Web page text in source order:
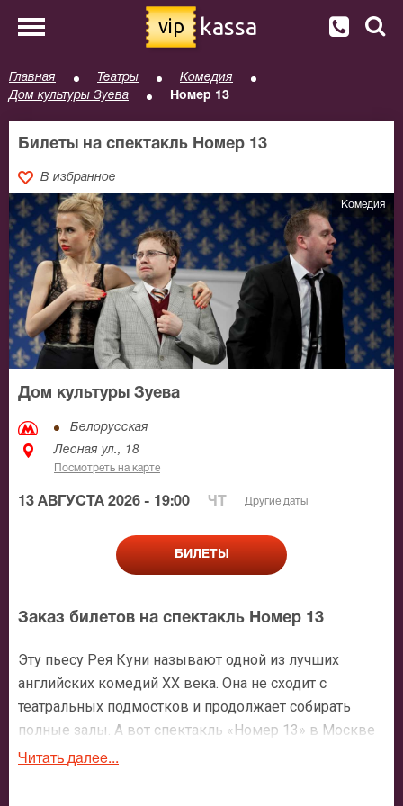
vip kassa
Главная Театры
Комедия
Дом культуры Зуева
Номер 13
Билеты на спектакль Номер 13
В избранное
Комедия
Дом культуры Зуева
Белорусская
Лесная ул., 18
Посмотреть на карте
13 АВГУСТА 2026 - 19:00 ЧТ Другие даты
БИЛЕТЫ
Заказ билетов на спектакль Номер 13
Эту пьесу Рея Куни называют одной из лучших
английских комедий XX века. Она не сходит с
театральных подмостков и продолжает собирать
полные залы. А вот спектакль «Номер 13» в Москве
поставил режиссер Сергей Ефремов.
Читать далее...